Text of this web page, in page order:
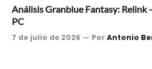
Análisis Granblue Fantasy: Relink
PC
7 de julio de 2026 Por Antonio